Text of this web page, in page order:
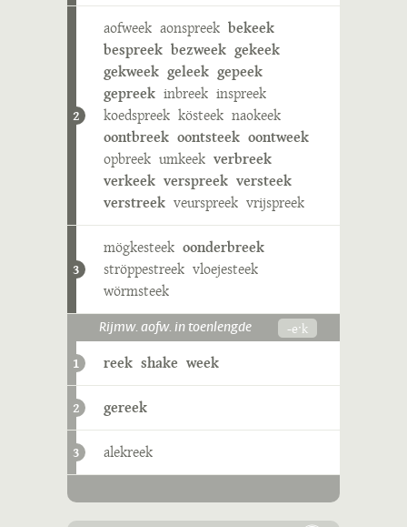
2
aofweek aonspreek bekeek
bespreek bezweek gekeek
gekweek geleek gepeek
gepreek inbreek inspreek
koedspreek kösteek naokeek
oontbreek oontsteek oontweek
opbreek umkeek verbreek
verkeek verspreek versteek
verstreek veurspreek vrijspreek
3
mögkesteek oonderbreek
ströppestreek vloejesteek
wörmsteek
Rijmw. aofw. in toenlengde -eˑk
1 reek shake week
2 gereek
3 alekreek